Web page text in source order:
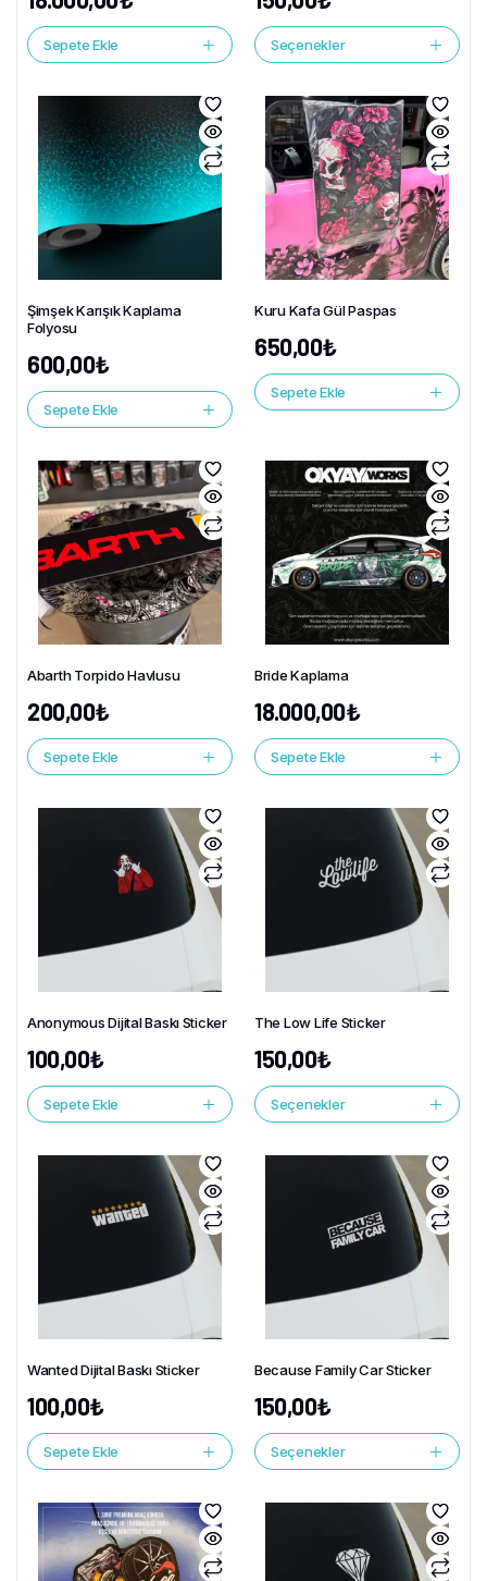
Sepete Ekle Seçenekler
Şimşek Karışık Kaplama
Folyosu
600,00₺
Sepete Ekle
Kuru Kafa Gül Paspas
650,00₺
Sepete Ekle
Abarth Torpido Havlusu
200,00₺
Sepete Ekle
Bride Kaplama
18.000,00₺
Sepete Ekle
Anonymous Dijital Baskı Sticker
100,00₺
Sepete Ekle
The Low Life Sticker
150,00₺
Seçenekler
Wanted Dijital Baskı Sticker
100,00₺
Sepete Ekle
Because Family Car Sticker
150,00₺
Seçenekler